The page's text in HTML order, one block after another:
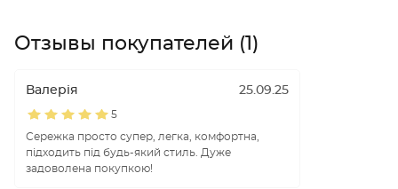
Отзывы покупателей (1)
Валерія 25.09.25
5
Сережка просто супер, легка, комфортна,
підходить під будь-який стиль. Дуже
задоволена покупкою!